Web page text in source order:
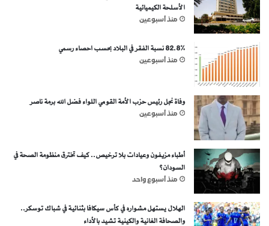
الأسلحة الكيميائية
منذ أسبوعين
82.8% نسبة الفقر في البلاد بحسب احصاء رسمي
منذ أسبوعين
وفاة نجل رئيس حزب الأمة القومي اللواء فضل الله برمة ناصر
منذ أسبوعين
أطباء مزيفون وعيادات بلا ترخيص.. كيف تخترق منظومة الصحة في
السودان؟
منذ أسبوع واحد
الهلال يستهل مشواره في كأس سيكافا بثنائية في شباك توسكر..
والصحافة الغانية والكينية تشيد بالأداء